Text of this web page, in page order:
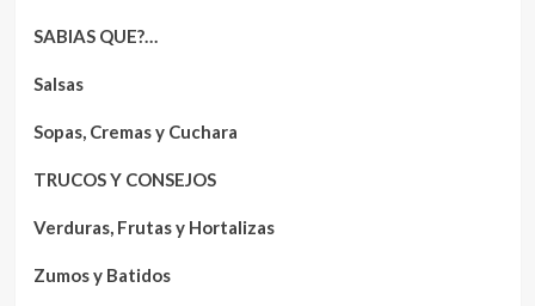
SABIAS QUE?…
Salsas
Sopas, Cremas y Cuchara
TRUCOS Y CONSEJOS
Verduras, Frutas y Hortalizas
Zumos y Batidos